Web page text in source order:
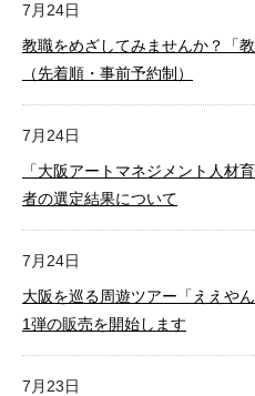
7月24日
教職をめざしてみませんか？「
（先着順・事前予約制）
7月24日
「大阪アートマネジメント人材
者の選定結果について
7月24日
大阪を巡る周遊ツアー「ええや
1弾の販売を開始します
7月23日